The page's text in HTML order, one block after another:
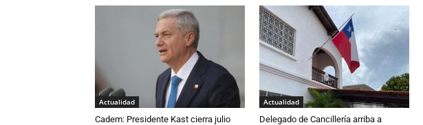
Actualidad
Cadem: Presidente Kast cierra julio
Actualidad
Delegado de Cancillería arriba a